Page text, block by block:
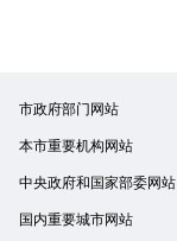
市政府部门网站
本市重要机构网站
中央政府和国家部委网站
国内重要城市网站